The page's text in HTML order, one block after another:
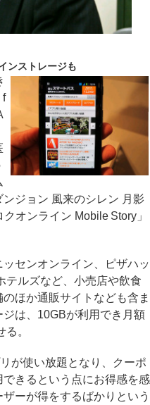
ンストレージも
f
ジョン 風来のシレン 月影
オンライン Mobile Story」
センオンライン、ピザハッ
テルズなど、小売店や飲食
ほか通販サイトなども含ま
は、10GBが利用でき月額
。
が使い放題となり、クーポ
きるという点にお得感を感
ーが得をするばかりという